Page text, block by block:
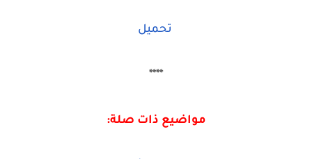
تحميل
****
مواضيع ذات صلة: